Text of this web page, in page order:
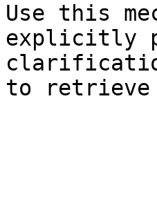
Use this
explicitly